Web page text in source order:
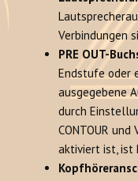
Verbindungen
PRE OUT-
Endstufe oder
ausgegebene
durch
CONTOUR und
aktiviert ist, ist